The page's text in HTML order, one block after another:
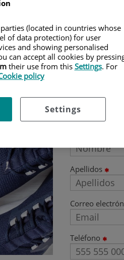
Pide
Apellidos
Correo
Teléfono
(located in countries whose
of data protection) for user
and showing personalised
can accept all cookies by
their use from this Settings. For
policy
Settings